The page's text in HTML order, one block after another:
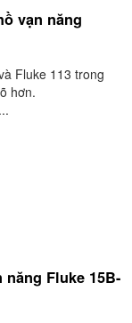
vạn năng
Fluke 113 trong
hơn.
Fluke 15B-